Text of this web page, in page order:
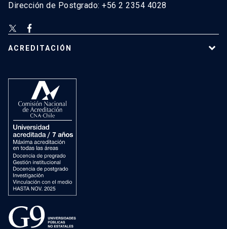
Dirección de Postgrado: +56 2 2354 4028
ACREDITACIÓN